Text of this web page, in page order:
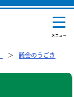
議会のうごき